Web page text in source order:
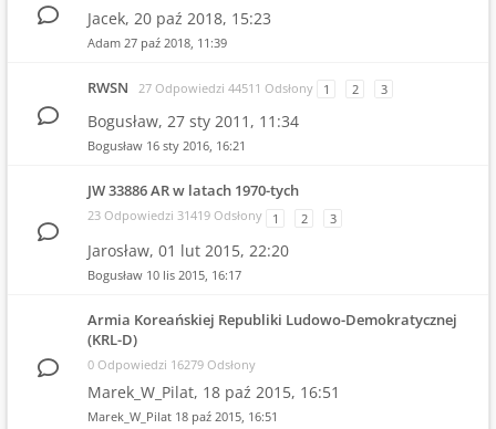
Jacek, 20 paź 2018, 15:23
Adam 27 paź 2018, 11:39
RWSN 27 Odpowiedzi 44511 Odsłony 1 2 3
Bogusław, 27 sty 2011, 11:34
Bogusław 16 sty 2016, 16:21
JW 33886 AR w latach 1970-tych
23 Odpowiedzi 31419 Odsłony 1 2 3
Jarosław, 01 lut 2015, 22:20
Bogusław 10 lis 2015, 16:17
Armia Koreańskiej Republiki Ludowo-Demokratycznej
(KRL-D)
0 Odpowiedzi 16279 Odsłony
Marek_W_Pilat, 18 paź 2015, 16:51
Marek_W_Pilat 18 paź 2015, 16:51